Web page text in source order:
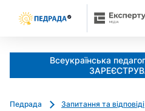
Всеукраїнська
Педрада Запитання та відповіді